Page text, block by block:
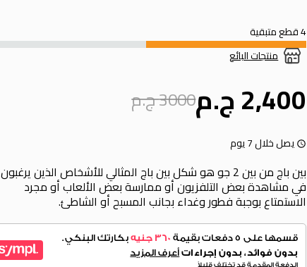
4 قطع متبقية
منتجات البائع
2,400 ج.م 3000 ج.م
يصل خلال 7 يوم
بين باج من بين 2 جو هو شكل بين باج المثالي للأشخاص الذين يرغبون
في مشاهدة بعض التلفزيون أو ممارسة بعض الألعاب أو مجرد
الاستمتاع بوجبة فطور وغداء بجانب المسبح أو الشاطئ.